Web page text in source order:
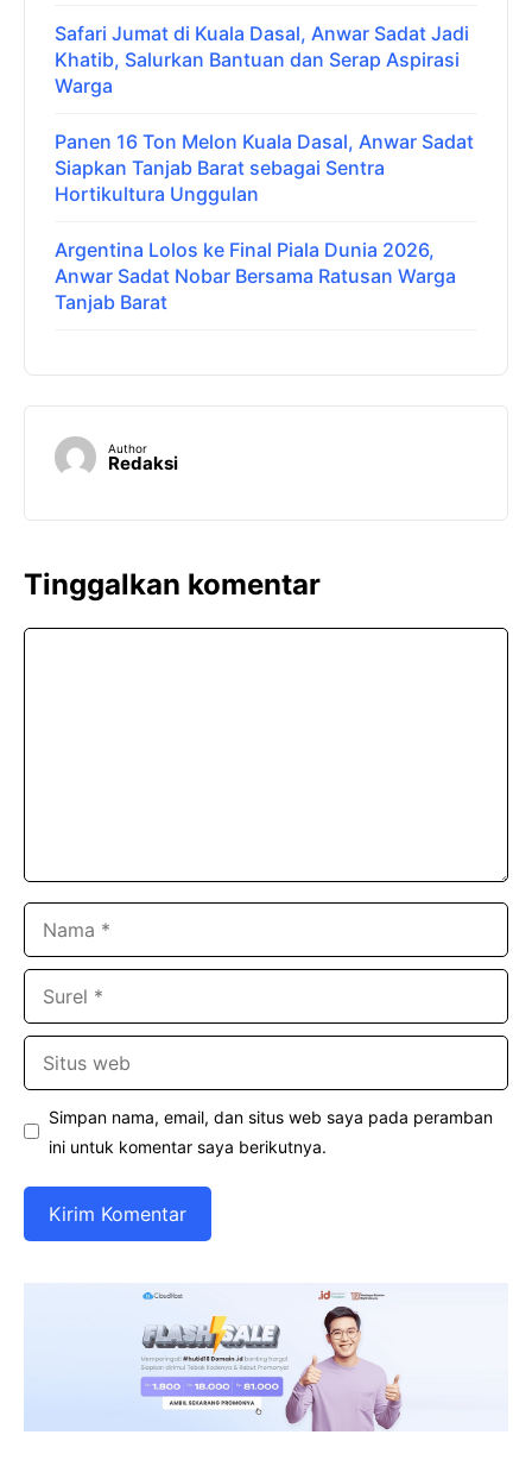
Safari Jumat di Kuala Dasal, Anwar Sadat Jadi
Khatib, Salurkan Bantuan dan Serap Aspirasi
Warga
Panen 16 Ton Melon Kuala Dasal, Anwar Sadat
Siapkan Tanjab Barat sebagai Sentra
Hortikultura Unggulan
Argentina Lolos ke Final Piala Dunia 2026,
Anwar Sadat Nobar Bersama Ratusan Warga
Tanjab Barat
Author
Redaksi
Tinggalkan komentar
Simpan nama, email, dan situs web saya pada peramban
ini untuk komentar saya berikutnya.